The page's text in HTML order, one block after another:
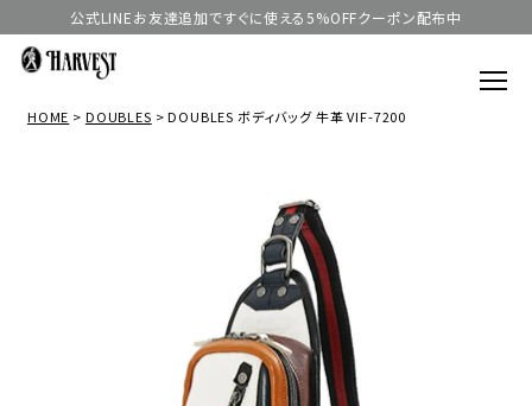
公式LINEお友達追加ですぐに使える5%OFFクーポン配布中
HOME DOUBLES DOUBLES ボディバッグ 牛革 VIF-7200